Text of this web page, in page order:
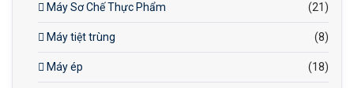
Máy Sơ Chế Thực Phẩm
(21)
Máy tiệt trùng (8)
Máy ép (18)